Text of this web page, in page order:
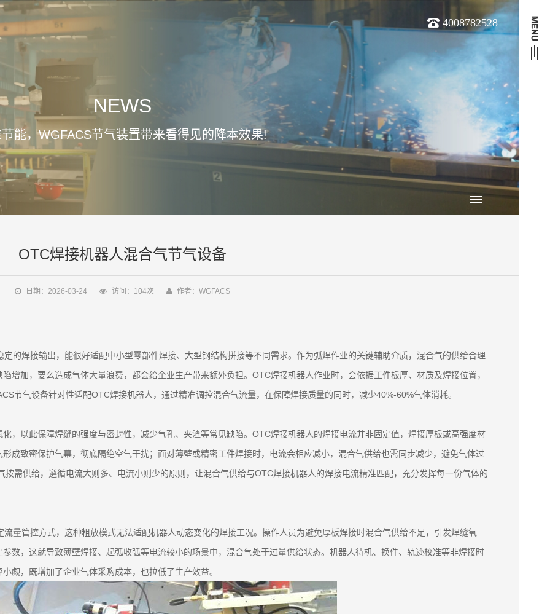
4008782528
NEWS
能，WGFACS节气装置带来看得见的降本效果!
OTC焊接机器人混合气节气设备
日期：2026-03-24 访问：104次 作者：WGFACS
的焊接输出，能很好适配中小型零部件焊接、大型钢结构拼接等不同需求。作为弧焊作业的关键辅助介质，混合气的供给合理
增加，要么造成气体大量浪费，都会给企业生产带来额外负担。OTC焊接机器人作业时，会依据工件板厚、材质及焊接位置，
节气设备针对性适配OTC焊接机器人，通过精准调控混合气流量，在保障焊接质量的同时，减少40%-60%气体消耗。
，以此保障焊缝的强度与密封性，减少气孔、夹渣等常见缺陷。OTC焊接机器人的焊接电流并非固定值，焊接厚板或高强度材
成致密保护气幕，彻底隔绝空气干扰；面对薄壁或精密工件焊接时，电流会相应减小，混合气供给也需同步减少，避免气体过
需供给，遵循电流大则多、电流小则少的原则，让混合气供给与OTC焊接机器人的焊接电流精准匹配，充分发挥每一份气体的
量管控方式，这种粗放模式无法适配机器人动态变化的焊接工况。操作人员为避免厚板焊接时混合气供给不足，引发焊缝氧
数，这就导致薄壁焊接、起弧收弧等电流较小的场景中，混合气处于过量供给状态。机器人待机、换件、轨迹校准等非焊接时
觑，既增加了企业气体采购成本，也拉低了生产效益。